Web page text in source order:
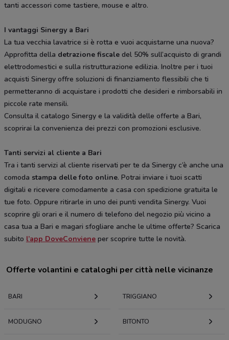
tanti accessori come tastiere, mouse e altro.
I vantaggi Sinergy a Bari
La tua vecchia lavatrice si è rotta e vuoi acquistarne una nuova?
Approfitta della detrazione fiscale del 50% sull’acquisto di grandi
elettrodomestici e sulla ristrutturazione edilizia. Inoltre per i tuoi
acquisti Sinergy offre soluzioni di finanziamento flessibili che ti
permetteranno di acquistare i prodotti che desideri e rimborsabili in
piccole rate mensili.
Consulta il catalogo Sinergy e la validità delle offerte a Bari,
scoprirai la convenienza dei prezzi con promozioni esclusive.
Tanti servizi al cliente a Bari
Tra i tanti servizi al cliente riservati per te da Sinergy c’è anche una
comoda stampa delle foto online. Potrai inviare i tuoi scatti
digitali e ricevere comodamente a casa con spedizione gratuita le
tue foto. Oppure ritirarle in uno dei punti vendita Sinergy. Vuoi
scoprire gli orari e il numero di telefono del negozio più vicino a
casa tua a Bari e magari sfogliare anche le ultime offerte? Scarica
subito l’app DoveConviene per scoprire tutte le novità.
Offerte volantini e cataloghi per città nelle vicinanze
BARI TRIGGIANO
MODUGNO BITONTO